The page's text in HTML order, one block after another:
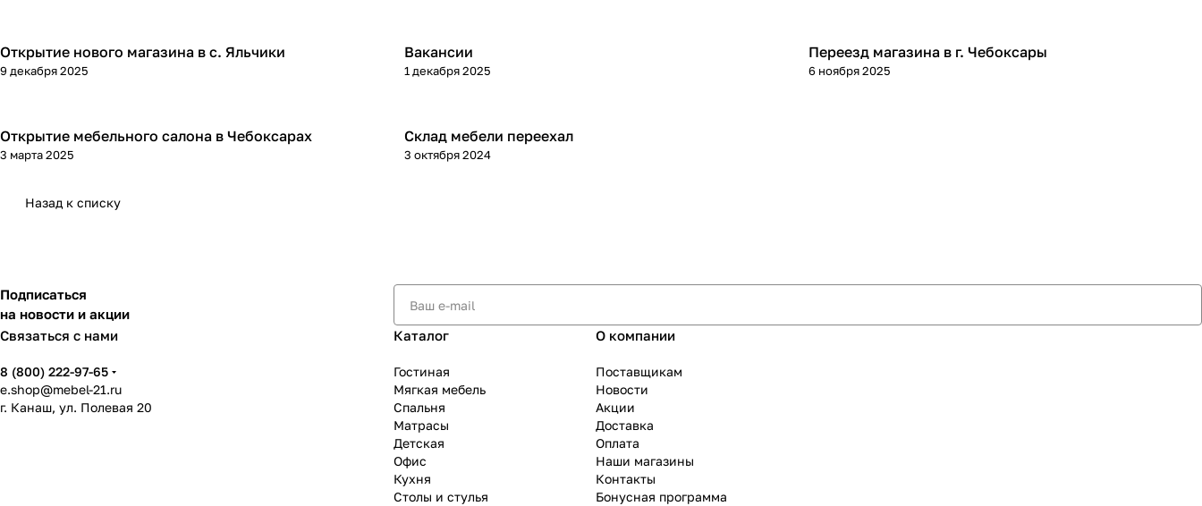
Открытие нового магазина в с. Яльчики
9 декабря 2025
Вакансии
1 декабря 2025
Переезд магазина в г. Чебоксары
6 ноября 2025
Открытие мебельного салона в Чебоксарах
3 марта 2025
Склад мебели переехал
3 октября 2024
Назад к списку
Подписаться
на новости и акции
Связаться с нами
8 (800) 222-97-65
e.shop@mebel-21.ru
г. Канаш, ул. Полевая 20
Каталог
Гостиная
Мягкая мебель
Спальня
Матрасы
Детская
Офис
Кухня
Столы и стулья
О компании
Поставщикам
Новости
Акции
Доставка
Оплата
Наши магазины
Контакты
Бонусная программа